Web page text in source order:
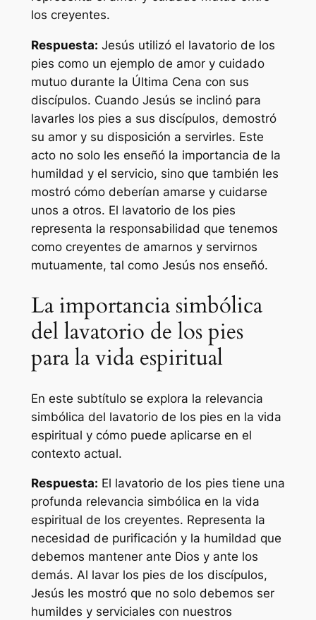
los creyentes.
Respuesta: Jesús utilizó el lavatorio de los
pies como un ejemplo de amor y cuidado
mutuo durante la Última Cena con sus
discípulos. Cuando Jesús se inclinó para
lavarles los pies a sus discípulos, demostró
su amor y su disposición a servirles. Este
acto no solo les enseñó la importancia de la
humildad y el servicio, sino que también les
mostró cómo deberían amarse y cuidarse
unos a otros. El lavatorio de los pies
representa la responsabilidad que tenemos
como creyentes de amarnos y servirnos
mutuamente, tal como Jesús nos enseñó.
La importancia simbólica
del lavatorio de los pies
para la vida espiritual
En este subtítulo se explora la relevancia
simbólica del lavatorio de los pies en la vida
espiritual y cómo puede aplicarse en el
contexto actual.
Respuesta: El lavatorio de los pies tiene una
profunda relevancia simbólica en la vida
espiritual de los creyentes. Representa la
necesidad de purificación y la humildad que
debemos mantener ante Dios y ante los
demás. Al lavar los pies de los discípulos,
Jesús les mostró que no solo debemos ser
humildes y serviciales con nuestros